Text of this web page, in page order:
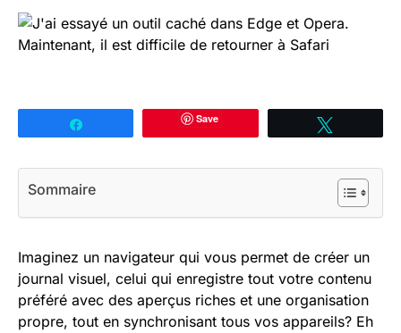
Save
Sommaire
Imaginez un navigateur qui vous permet de créer un
journal visuel, celui qui enregistre tout votre contenu
préféré avec des aperçus riches et une organisation
propre, tout en synchronisant tous vos appareils? Eh